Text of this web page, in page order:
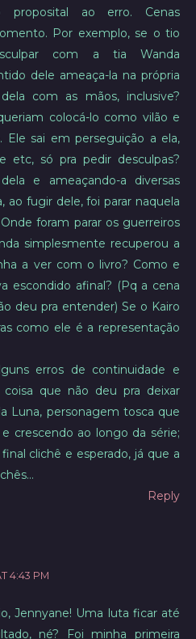
proposital ao erro. Cenas
Por exemplo, se o tio
com a tia Wanda
dele ameaça-la na própria
com as mãos, inclusive?
colocá-lo como vilão e
Ele sai em perseguição a ela,
etc, só pra pedir desculpas?
e ameaçando-a diversas
ao fugir dele, foi parar naquela
foram parar os guerreiros
simplesmente recuperou a
a ver com o livro? Como e
escondido afinal? (Pq a cena
deu pra entender) Se o Kairo
como ele é a representação
erros de continuidade e
que não deu pra deixar
Luna, personagem tosca que
crescendo ao longo da série;
clichê e esperado, já que a
Reply
4:43 PM
Jennyane! Uma luta ficar até
né? Foi minha primeira